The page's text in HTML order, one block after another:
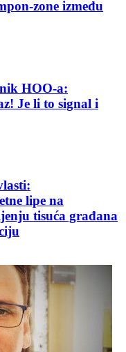
zone između
HOO-a:
Je li to signal i
lipe na
tisuća građana